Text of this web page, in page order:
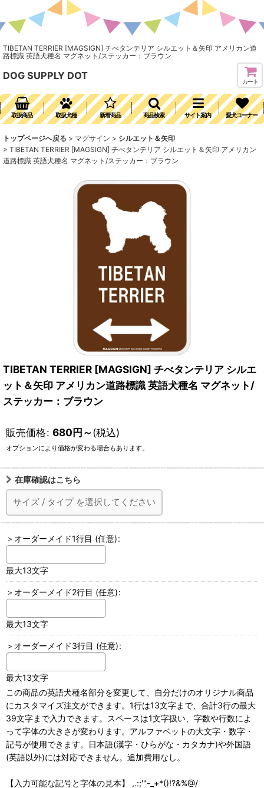
TIBETAN TERRIER [MAGSIGN] チべタンテリア シルエット＆矢印 アメリカン道
路標識 英語犬種名 マグネット/ステッカー：ブラウン
DOG SUPPLY DOT
カート
取扱商品 取扱犬種 新着商品 商品検索 サイト案内 愛犬コーナー
トップページへ戻る > マグサイン > シルエット＆矢印
> TIBETAN TERRIER [MAGSIGN] チべタンテリア シルエット＆矢印 アメリカン
道路標識 英語犬種名 マグネット/ステッカー：ブラウン
TIBETAN TERRIER [MAGSIGN] チべタンテリア シルエ
ット＆矢印 アメリカン道路標識 英語犬種名 マグネット/
ステッカー：ブラウン
販売価格: 680円～(税込)
オプションにより価格が変わる場合もあります。
在庫確認はこちら
サイズ / タイプ を選択してください
＞オーダーメイド1行目 (任意):
最大13文字
＞オーダーメイド2行目 (任意):
最大13文字
＞オーダーメイド3行目 (任意):
最大13文字
この商品の英語犬種名部分を変更して、自分だけのオリジナル商品
にカスタマイズ注文ができます。1行は13文字まで、合計3行の最大
39文字まで入力できます。スペースは1文字扱い、字数や行数によ
って字体の大きさが変わります。アルファベットの大文字・数字・
記号が使用できます。日本語(漢字・ひらがな・カタカナ)や外国語
(英語以外)には対応できません。追加費用なし。
【入力可能な記号と字体の見本】 ,.:;'"-_+*()!?&%@/